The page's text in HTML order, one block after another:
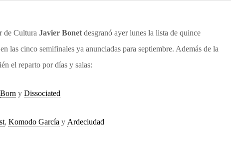
de Cultura Javier Bonet desgranó ayer lunes la lista de quince
las cinco semifinales ya anunciadas para septiembre. Además de la
el reparto por días y salas:
Born y Dissociated
, Komodo García y Ardeciudad